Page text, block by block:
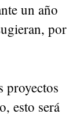
un año
por
proyectos
esto será